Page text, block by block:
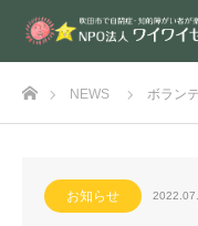
ホームNEWS ボラン
お知らせ